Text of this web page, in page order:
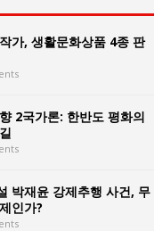
가, 생활문화상품 4종 판
2국가론: 한반도 평화의
박재윤 강제추행 사건, 무
인가?